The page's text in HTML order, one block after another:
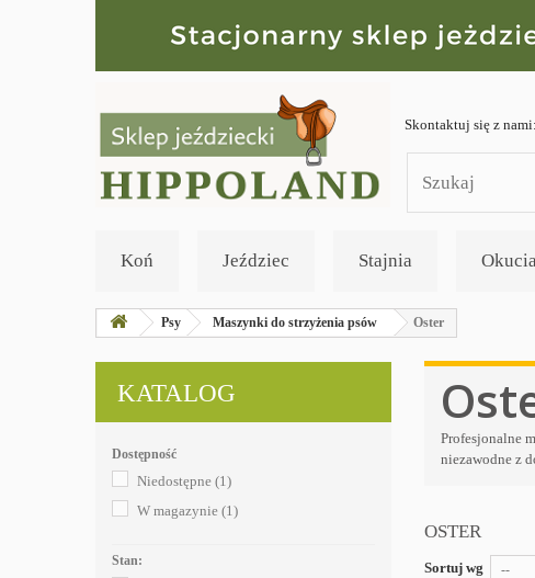
Skontaktuj się z nami:
Koń Jeździec Stajnia
Psy Maszynki do strzyżenia psów Oster
KATALOG
Dostępność
Niedostępne (1)
W magazynie (1)
Stan:
Profesjonalne
niezawodne z
OSTER
Sortuj wg --